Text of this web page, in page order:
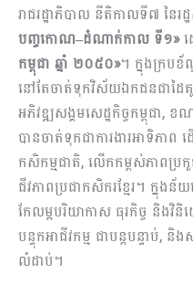
រាជរដ្ឋាភិបាល នីតិកាលទី៧ នៃរ
បញ្ចកោណ–ដំណាក់កាល ទី១»ដ
កម្ពុជា ឆ្នាំ ២០៥០»។ ក្នុងក្របខ័ណ្
នៅតែចាត់ទុកវិស័យឯកជនជាដៃគូ
អភិវឌ្ឍសង្គមសេដ្ឋកិច្ចកម្ពុជា,
បានចាត់ទុកជាការងារអាទិភាព
កសិកម្មជាតិ, លើកកម្ពស់ភាពប្រ
ជីវភាពប្រជាកសិករខ្មែរ។ ក្នុងន័
កែលម្អបរិយាកាស ធុរកិច្ច និងវិ
បន្ទុកអាជីវកម្ម ជាបន្តបន្ទាប់, និ
លំដាប់។